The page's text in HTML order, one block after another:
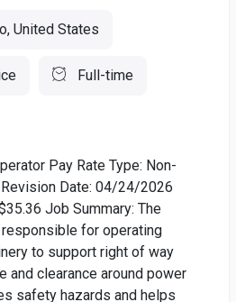
United States
Full-time
Pay Rate Type: Non-
Date: 04/24/2026
Job Summary: The
for operating
to support right of way
and clearance around power
safety hazards and helps